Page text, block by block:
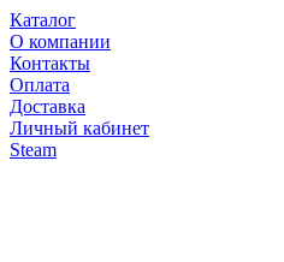
Каталог
О компании
Контакты
Оплата
Доставка
Личный кабинет
Steam